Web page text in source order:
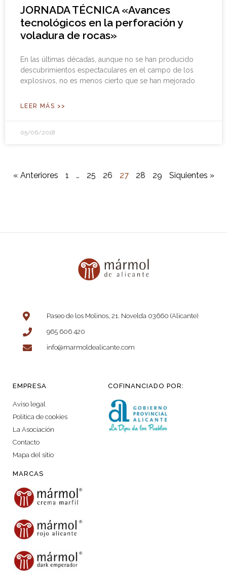
JORNADA TÉCNICA «Avances
tecnológicos en la perforación y
voladura de rocas»
En las últimas décadas, aunque no se han producido
descubrimientos espectaculares en el campo de los
explosivos, no es menos cierto que se han mejorado
LEER MÁS >>
05/06/2018
« Anteriores 1 … 25 26 27 28 29 Siquientes »
Paseo de los Molinos, 21. Novelda 03660 (Alicante)
965 606 420
info@marmoldealicante.com
EMPRESA
Aviso legal
Política de cookies
La Asociación
Contacto
Mapa del sitio
COFINANCIADO POR:
MARCAS